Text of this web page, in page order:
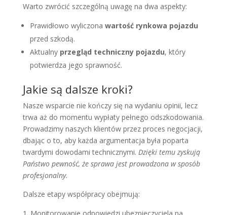
Warto zwrócić szczególną uwagę na dwa aspekty:
Prawidłowo wyliczona wartość rynkowa pojazdu
przed szkodą.
Aktualny przegląd techniczny pojazdu, który
potwierdza jego sprawność.
Jakie są dalsze kroki?
Nasze wsparcie nie kończy się na wydaniu opinii, lecz
trwa aż do momentu wypłaty pełnego odszkodowania.
Prowadzimy naszych klientów przez proces negocjacji,
dbając o to, aby każda argumentacja była poparta
twardymi dowodami technicznymi. Dzięki temu zyskują
Państwo pewność, że sprawa jest prowadzona w sposób
profesjonalny.
Dalsze etapy współpracy obejmują: